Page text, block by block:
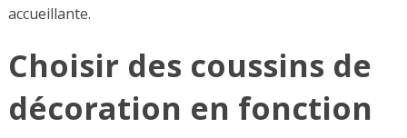
accueillante.
Choisir des coussins de
décoration en fonction